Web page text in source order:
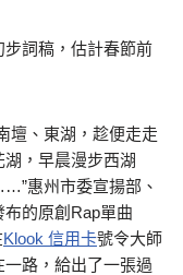
詞稿，估計春節前
壇、東湖，趁便走走
，早晨漫步西湖
惠州市委宣揚部、
的原創Rap單曲
Klook 信用卡號令大師
路，給出了一張過